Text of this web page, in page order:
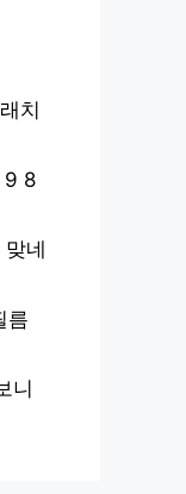
치
9 8
네
름
니